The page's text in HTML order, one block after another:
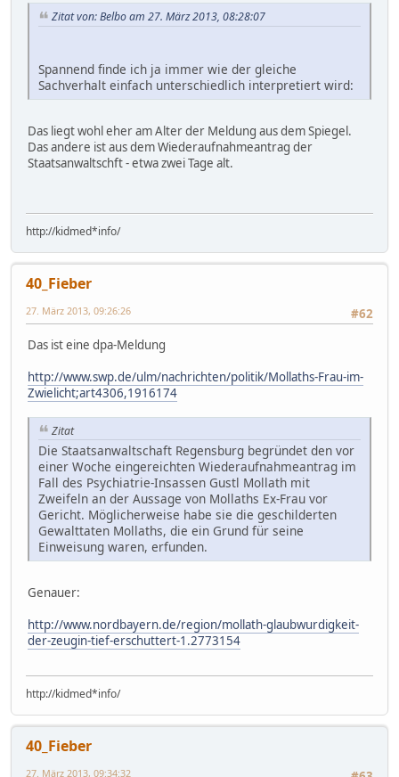
Zitat von: Belbo am 27. März 2013, 08:28:07
Spannend finde ich ja immer wie der gleiche
Sachverhalt einfach unterschiedlich interpretiert wird:
Das liegt wohl eher am Alter der Meldung aus dem Spiegel.
Das andere ist aus dem Wiederaufnahmeantrag der
Staatsanwaltschft - etwa zwei Tage alt.
http://kidmed*info/
40_Fieber
#62
27. März 2013, 09:26:26
Das ist eine dpa-Meldung
http://www.swp.de/ulm/nachrichten/politik/Mollaths-Frau-im-
Zwielicht;art4306,1916174
Zitat
Die Staatsanwaltschaft Regensburg begründet den vor
einer Woche eingereichten Wiederaufnahmeantrag im
Fall des Psychiatrie-Insassen Gustl Mollath mit
Zweifeln an der Aussage von Mollaths Ex-Frau vor
Gericht. Möglicherweise habe sie die geschilderten
Gewalttaten Mollaths, die ein Grund für seine
Einweisung waren, erfunden.
Genauer:
http://www.nordbayern.de/region/mollath-glaubwurdigkeit-
der-zeugin-tief-erschuttert-1.2773154
http://kidmed*info/
40_Fieber
27. März 2013, 09:34:32